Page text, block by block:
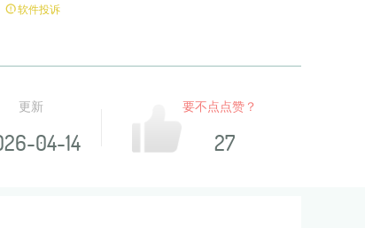
软件投诉
更新
04-14
要不点点赞？
27